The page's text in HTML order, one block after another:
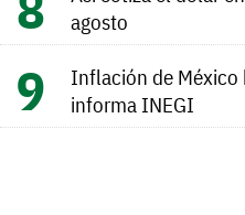
agosto
Inflación de México
informa INEGI